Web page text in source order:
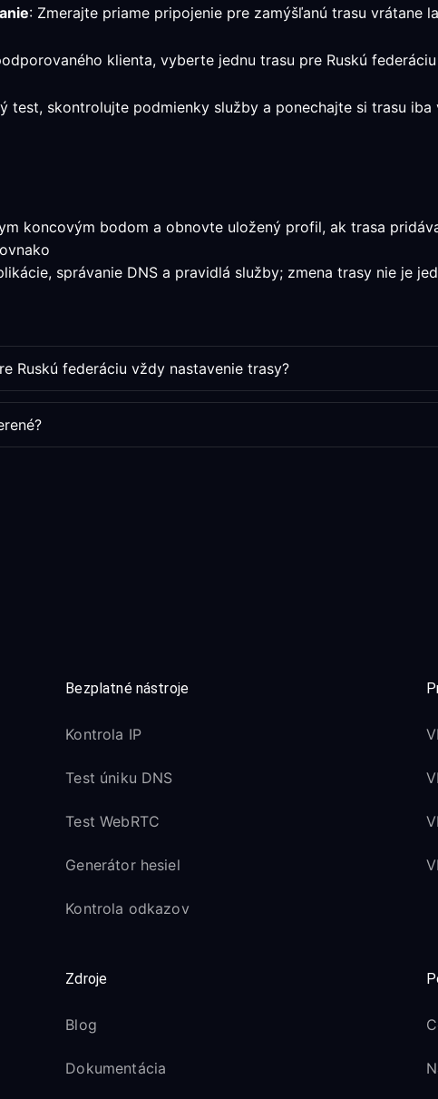
: Zmerajte priame pripojenie pre zamýšľanú trasu vrátane
klienta, vyberte jednu trasu pre Ruskú
test, skontrolujte podmienky služby a ponechajte si trasu
koncovým bodom a obnovte uložený profil, ak trasa
správanie DNS a pravidlá služby; zmena trasy nie je
Ruskú federáciu vždy nastavenie trasy?
Bezplatné nástroje
Kontrola IP
Test úniku DNS
Test WebRTC
Generátor hesiel
Kontrola odkazov
Zdroje
Blog
Dokumentácia